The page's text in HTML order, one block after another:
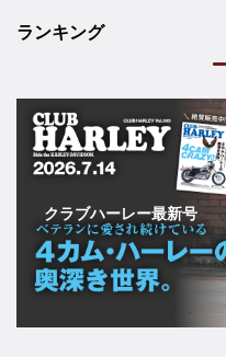
ランキング
クラブハーレー最新号